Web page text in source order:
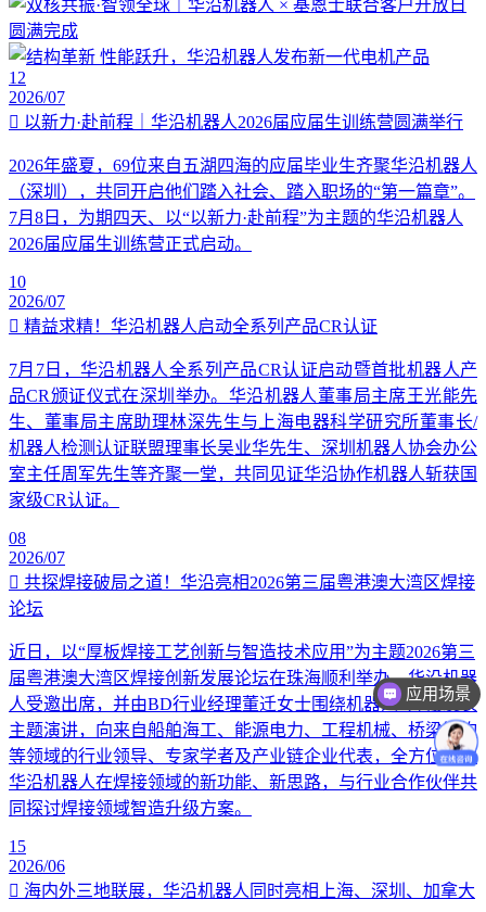
12
2026/07
以新力·赴前程｜华沿机器人2026届应届生训练营圆满举行
2026年盛夏，69位来自五湖四海的应届毕业生齐聚华沿机器人
（深圳），共同开启他们踏入社会、踏入职场的“第一篇章”。
7月8日，为期四天、以“以新力·赴前程”为主题的华沿机器人
2026届应届生训练营正式启动。
10
2026/07
精益求精！华沿机器人启动全系列产品CR认证
7月7日，华沿机器人全系列产品CR认证启动暨首批机器人产
品CR颁证仪式在深圳举办。华沿机器人董事局主席王光能先
生、董事局主席助理林深先生与上海电器科学研究所董事长/
机器人检测认证联盟理事长吴业华先生、深圳机器人协会办公
室主任周军先生等齐聚一堂，共同见证华沿协作机器人斩获国
家级CR认证。
08
2026/07
共探焊接破局之道！华沿亮相2026第三届粤港澳大湾区焊接
论坛
近日，以“厚板焊接工艺创新与智造技术应用”为主题2026第三
届粤港澳大湾区焊接创新发展论坛在珠海顺利举办。华沿机器
人受邀出席，并由BD行业经理董迁女士围绕机器人+焊接发表
主题演讲，向来自船舶海工、能源电力、工程机械、桥梁钢构
等领域的行业领导、专家学者及产业链企业代表，全方位讲解
华沿机器人在焊接领域的新功能、新思路，与行业合作伙伴共
同探讨焊接领域智造升级方案。
15
2026/06
海内外三地联展，华沿机器人同时亮相上海、深圳、加拿大
应用场景
价格咨询